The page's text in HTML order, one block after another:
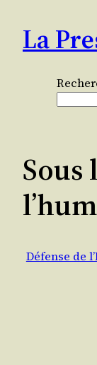
contenu
La
Sous
Défense de